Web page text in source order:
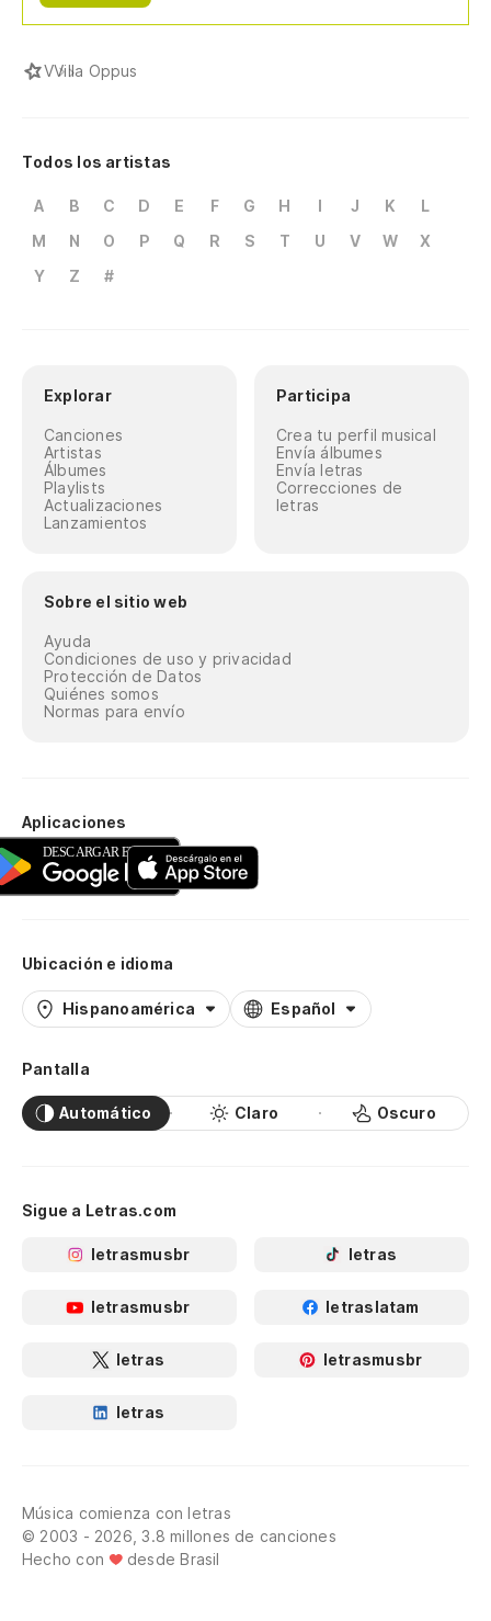
VVilla Oppus
Todos los artistas
A B C D E F G H I J K
L
M
N O P Q R S T U V W
X
Y
Z #
Explorar
Canciones
Artistas
Álbumes
Playlists
Actualizaciones
Lanzamientos
Participa
Crea tu perfil musical
Envía álbumes
Envía letras
Correcciones de
letras
Sobre el sitio web
Ayuda
Condiciones de uso y privacidad
Protección de Datos
Quiénes somos
Normas para envío
Aplicaciones
Ubicación e idioma
Hispanoamérica Español
Pantalla
Automático Claro Oscuro
Sigue a Letras.com
letrasmusbr letras
letrasmusbr letraslatam
letras letrasmusbr
letras
Música comienza con letras
© 2003 - 2026, 3.8 millones de canciones
Hecho con
desde Brasil